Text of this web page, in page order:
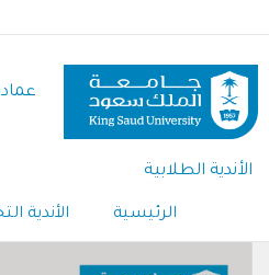
المحتوى
الرئيسي
الأندية الطلابية
الرئيسية الأندية